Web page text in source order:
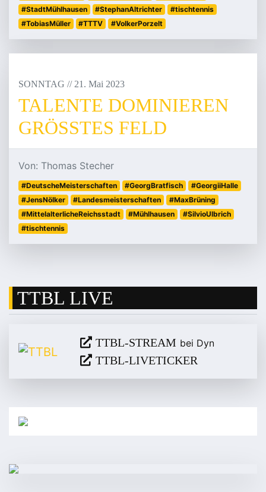
#StadtMühlhausen
#StephanAltrichter
#tischtennis
#TobiasMüller
#TTTV #VolkerPorzelt
SONNTAG // 21 . Mai 2023
TALENTE DOMINIEREN
GRÖSSTES FELD
Von: Thomas Stecher
#DeutscheMeisterschaften #GeorgBratfisch
#GeorgiiHalle
#JensNölker
#Landesmeisterschaften
#MaxBrüning
#MittelalterlicheReichsstadt
#Mühlhausen
#SilvioUlbrich
#tischtennis
TTBL LIVE
TTBL-STREAM bei Dyn
TTBL-LIVETICKER